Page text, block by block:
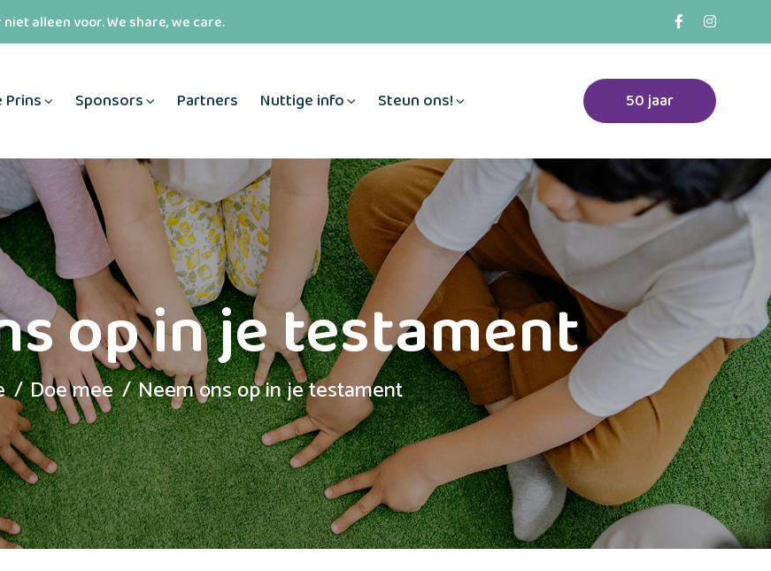
alleen voor. We share, we care.
Prins Sponsors Partners Nuttige info Steun ons! 50 jaar
op in je testament
Doe mee Neem ons op in je testament